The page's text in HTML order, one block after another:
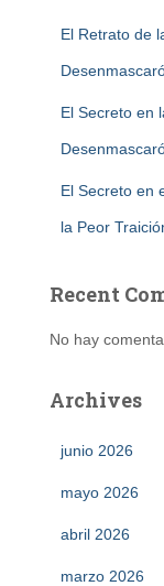
El Retrato de
El Secreto en
El Secreto en
la Peor
Recent
No hay
Archives
junio 2026
mayo 2026
abril 2026
marzo 2026